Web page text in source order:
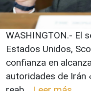
WASHINGTON.- El
Estados Unidos,
confianza en
autoridades de Irán